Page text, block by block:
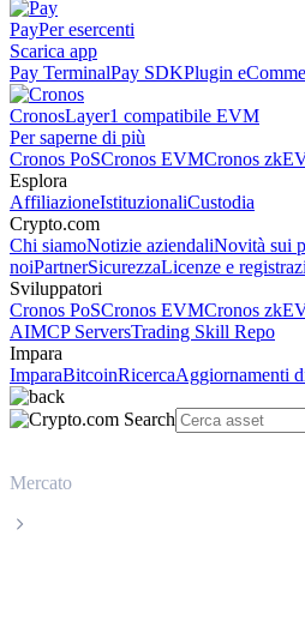
PayPer esercenti
Scarica app
Pay TerminalPay SDKPlugin
CronosLayer1 compatibile EVM
Per saperne di più
Cronos PoSCronos EVMCronos
Esplora
AffiliazioneIstituzionaliCustodia
Crypto.com
Chi siamoNotizie aziendaliNovità sui
noiPartnerSicurezzaLicenze e
Sviluppatori
Cronos PoSCronos EVMCronos
AIMCP ServersTrading Skill Repo
Impara
ImparaBitcoinRicercaAggiornamenti
Mercato